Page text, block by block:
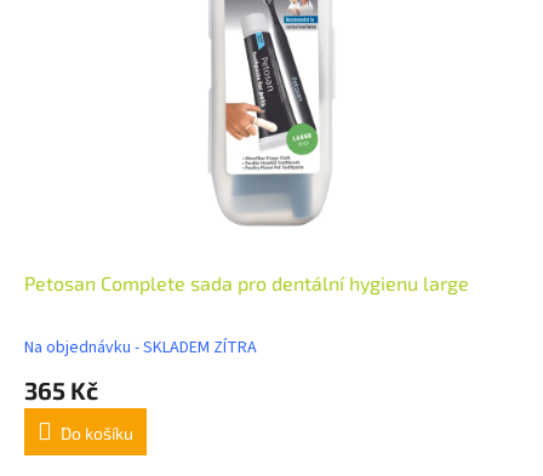
Petosan Complete sada pro dentální hygienu large
Na objednávku - SKLADEM ZÍTRA
365 Kč
Do košíku